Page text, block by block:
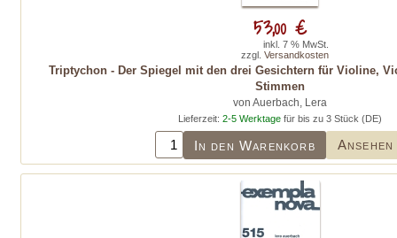
Triptychon - Der Spiegel mit den drei Gesichtern für Violine,
Stimmen
von Auerbach, Lera
Lieferzeit: 2-5 Werktage für bis zu 3 Stück (DE)
In den Warenkorb Ansehen
53,00 €
inkl. 7 % MwSt.
zzgl. Versandkosten